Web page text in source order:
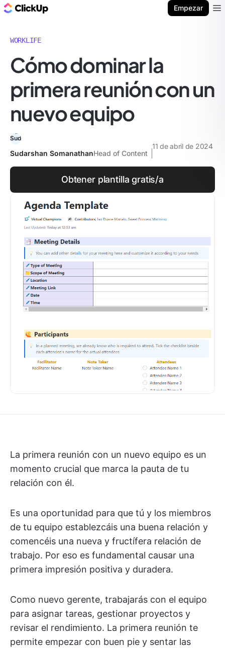
Empezar
WORKLIFE
Cómo dominar la
primera reunión con un
nuevo equipo
Sudarshan SomanathanHead of Content
11 de abril de 2024
Obtener plantilla gratis/a
La primera reunión con un nuevo equipo es un
momento crucial que marca la pauta de tu
relación con él.
Es una oportunidad para que tú y los miembros
de tu equipo establezcáis una buena relación y
comencéis una nueva y fructífera relación de
trabajo. Por eso es fundamental causar una
primera impresión positiva y duradera.
Como nuevo gerente, trabajarás con el equipo
para asignar tareas, gestionar proyectos y
revisar el rendimiento. La primera reunión te
permite empezar con buen pie y sentar las